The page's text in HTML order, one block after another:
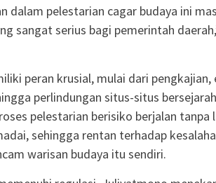
dalam pelestarian cagar budaya ini
sangat serius bagi pemerintah
peran krusial, mulai dari pengkajian,
perlindungan situs-situs
pelestarian berisiko berjalan tanpa
sehingga rentan terhadap
warisan budaya itu sendiri.